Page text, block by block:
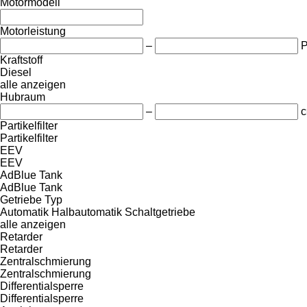
Motorleistung
–
Kraftstoff
Diesel
alle anzeigen
Hubraum
–
Partikelfilter
Partikelfilter
EEV
EEV
AdBlue Tank
AdBlue Tank
Getriebe Typ
Automatik Halbautomatik Schaltgetriebe
alle anzeigen
Retarder
Retarder
Zentralschmierung
Zentralschmierung
Differentialsperre
Differentialsperre